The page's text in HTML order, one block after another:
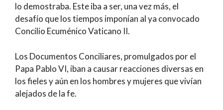
lo demostraba. Este iba a ser, una vez más, el
desafío que los tiempos imponían al ya convocado
Concilio Ecuménico Vaticano II.
Los Documentos Conciliares, promulgados por el
Papa Pablo VI, iban a causar reacciones diversas en
los fieles y aún en los hombres y mujeres que vivían
alejados de la fe.